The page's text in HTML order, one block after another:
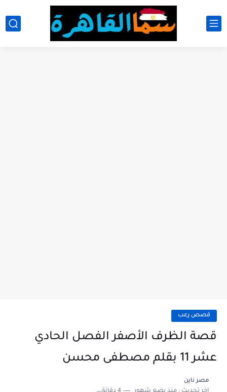
قصص رعب
قصة الظرف الأصفر الفصل الحادي
عشر 11 بقلم مصطفى محسن
مصر ناين